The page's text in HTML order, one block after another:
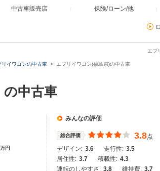
中古車販売店 保険/ローン/他
エブ
リイワゴンの中古車 エブリイワゴン(福島県)の中古車
中古車
万円
みんなの評価
総合評価 3.8点
デザイン: 3.6 走行性: 3.5
居住性: 3.7 積載性: 4.3
運転のしやすさ: 3.8 維持費: 3.7